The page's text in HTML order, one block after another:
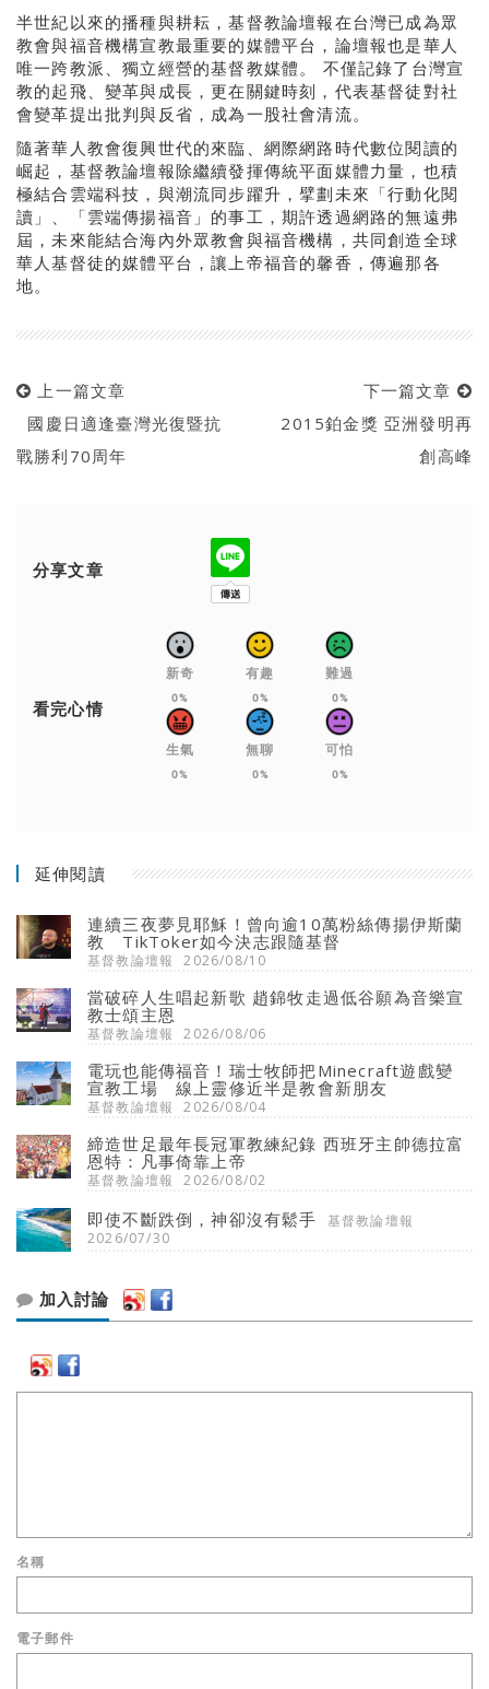
半世紀以來的播種與耕耘，基督教論壇報在台灣已成為眾
教會與福音機構宣教最重要的媒體平台，論壇報也是華人
唯一跨教派、獨立經營的基督教媒體。 不僅記錄了台灣宣
教的起飛、變革與成長，更在關鍵時刻，代表基督徒對社
會變革提出批判與反省，成為一股社會清流。
隨著華人教會復興世代的來臨、網際網路時代數位閱讀的
崛起，基督教論壇報除繼續發揮傳統平面媒體力量，也積
極結合雲端科技，與潮流同步躍升，擘劃未來「行動化閱
讀」、「雲端傳揚福音」的事工，期許透過網路的無遠弗
屆，未來能結合海內外眾教會與福音機構，共同創造全球
華人基督徒的媒體平台，讓上帝福音的馨香，傳遍那各
地。
上一篇文章
國慶日適逢臺灣光復暨抗
戰勝利70周年
下一篇文章
2015鉑金獎 亞洲發明再
創高峰
分享文章
看完心情
新奇
0%
有趣
0%
難過
0%
生氣
0%
無聊
0%
可怕
0%
延伸閱讀
連續三夜夢見耶穌！曾向逾10萬粉絲傳揚伊斯蘭
教 TikToker如今決志跟隨基督
基督教論壇報 2026/08/10
當破碎人生唱起新歌 趙錦牧走過低谷願為音樂宣
教士頌主恩
基督教論壇報 2026/08/06
電玩也能傳福音！瑞士牧師把Minecraft遊戲變
宣教工場 線上靈修近半是教會新朋友
基督教論壇報 2026/08/04
締造世足最年長冠軍教練紀錄 西班牙主帥德拉富
恩特：凡事倚靠上帝
基督教論壇報 2026/08/02
即使不斷跌倒，神卻沒有鬆手
基督教論壇報
2026/07/30
加入討論
名稱
電子郵件